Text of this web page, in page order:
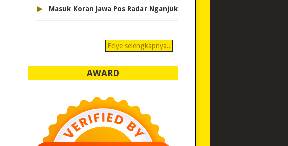
▸ Masuk Koran Jawa Pos Radar Nganjuk
Eciye selengkapnya..
AWARD